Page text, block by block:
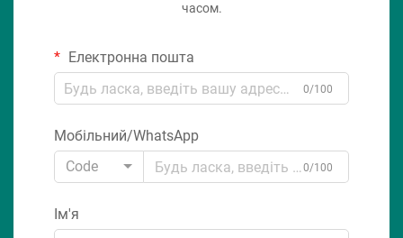
часом.
Електронна пошта
0/100
Мобільний/WhatsApp
Code
0/100
Ім'я